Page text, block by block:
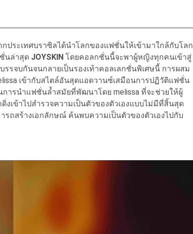
กประเทศบราซิลได้นำโลกของแฟชั่นให้เข้ามาใกล้กับโลก
นล่าสุด JOYSKIN โดยคอลกชั่นนี้จะพาผู้หญิงทุกคนเข้าสู่
จบกันจนกลายเป็นรองเท้าคอลเลกชั่นพิเศษนี้ การผสม
เข้ากับสไตล์อันสุดแอดวานซ์เสมือนการปฏิวัติแฟชั่น
การนำแฟชั่นล้ำสมัยที่พัฒนาโดย melissa ที่จะช่วยให้ผู้
เข้าไปสำรวจความเป็นตัวของตัวเองแบบไม่มีที่สิ้นสุด
ถสร้างเอกลักษณ์ ค้นพบความเป็นตัวของตัวเองไปกับ